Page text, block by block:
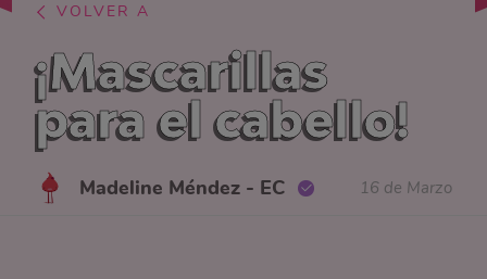
VOLVER A
¡Mascarillas
para el cabello!
Madeline Méndez - EC 16 de Marzo